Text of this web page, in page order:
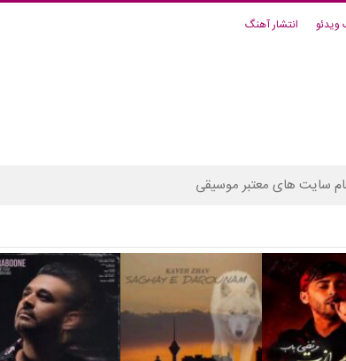
ویدئو انتشار آهنگ
سایت های معتبر موسیقی